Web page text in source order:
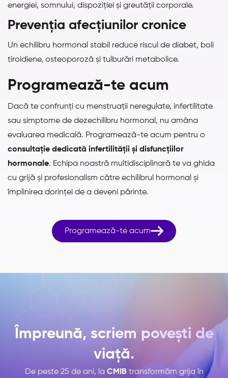
energiei, somnului, dispoziției și greutății corporale.
Prevenția afecțiunilor cronice
Un echilibru hormonal stabil reduce riscul de diabet, boli
tiroidiene, osteoporoză și tulburări metabolice.
Programează-te acum
Dacă te confrunți cu menstruații neregulate, infertilitate
sau simptome de dezechilibru hormonal, nu amâna
evaluarea medicală. Programează-te acum pentru o
consultație dedicată infertilității și disfuncțiilor
hormonale. Echipa noastră multidisciplinară te va ghida
cu grijă și profesionalism către echilibrul hormonal și
împlinirea dorinței de a deveni părinte.
Programează-te acum
Împreună, scriem povești de
viață.
De peste 25 de ani, la CMIBtransformăm grija în